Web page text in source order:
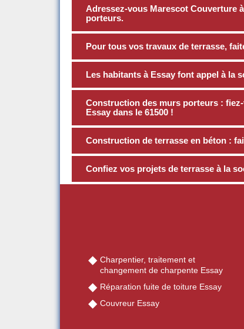
Adressez-vous Marescot Couverture
porteurs.
Pour tous vos travaux de terrasse,
Les habitants à Essay font appel à la
Construction des murs porteurs :
Essay dans le 61500 !
Construction de terrasse en béton :
Confiez vos projets de terrasse à la
Charpentier, traitement et
changement de charpente Essay
Réparation fuite de toiture Essay
Couvreur Essay